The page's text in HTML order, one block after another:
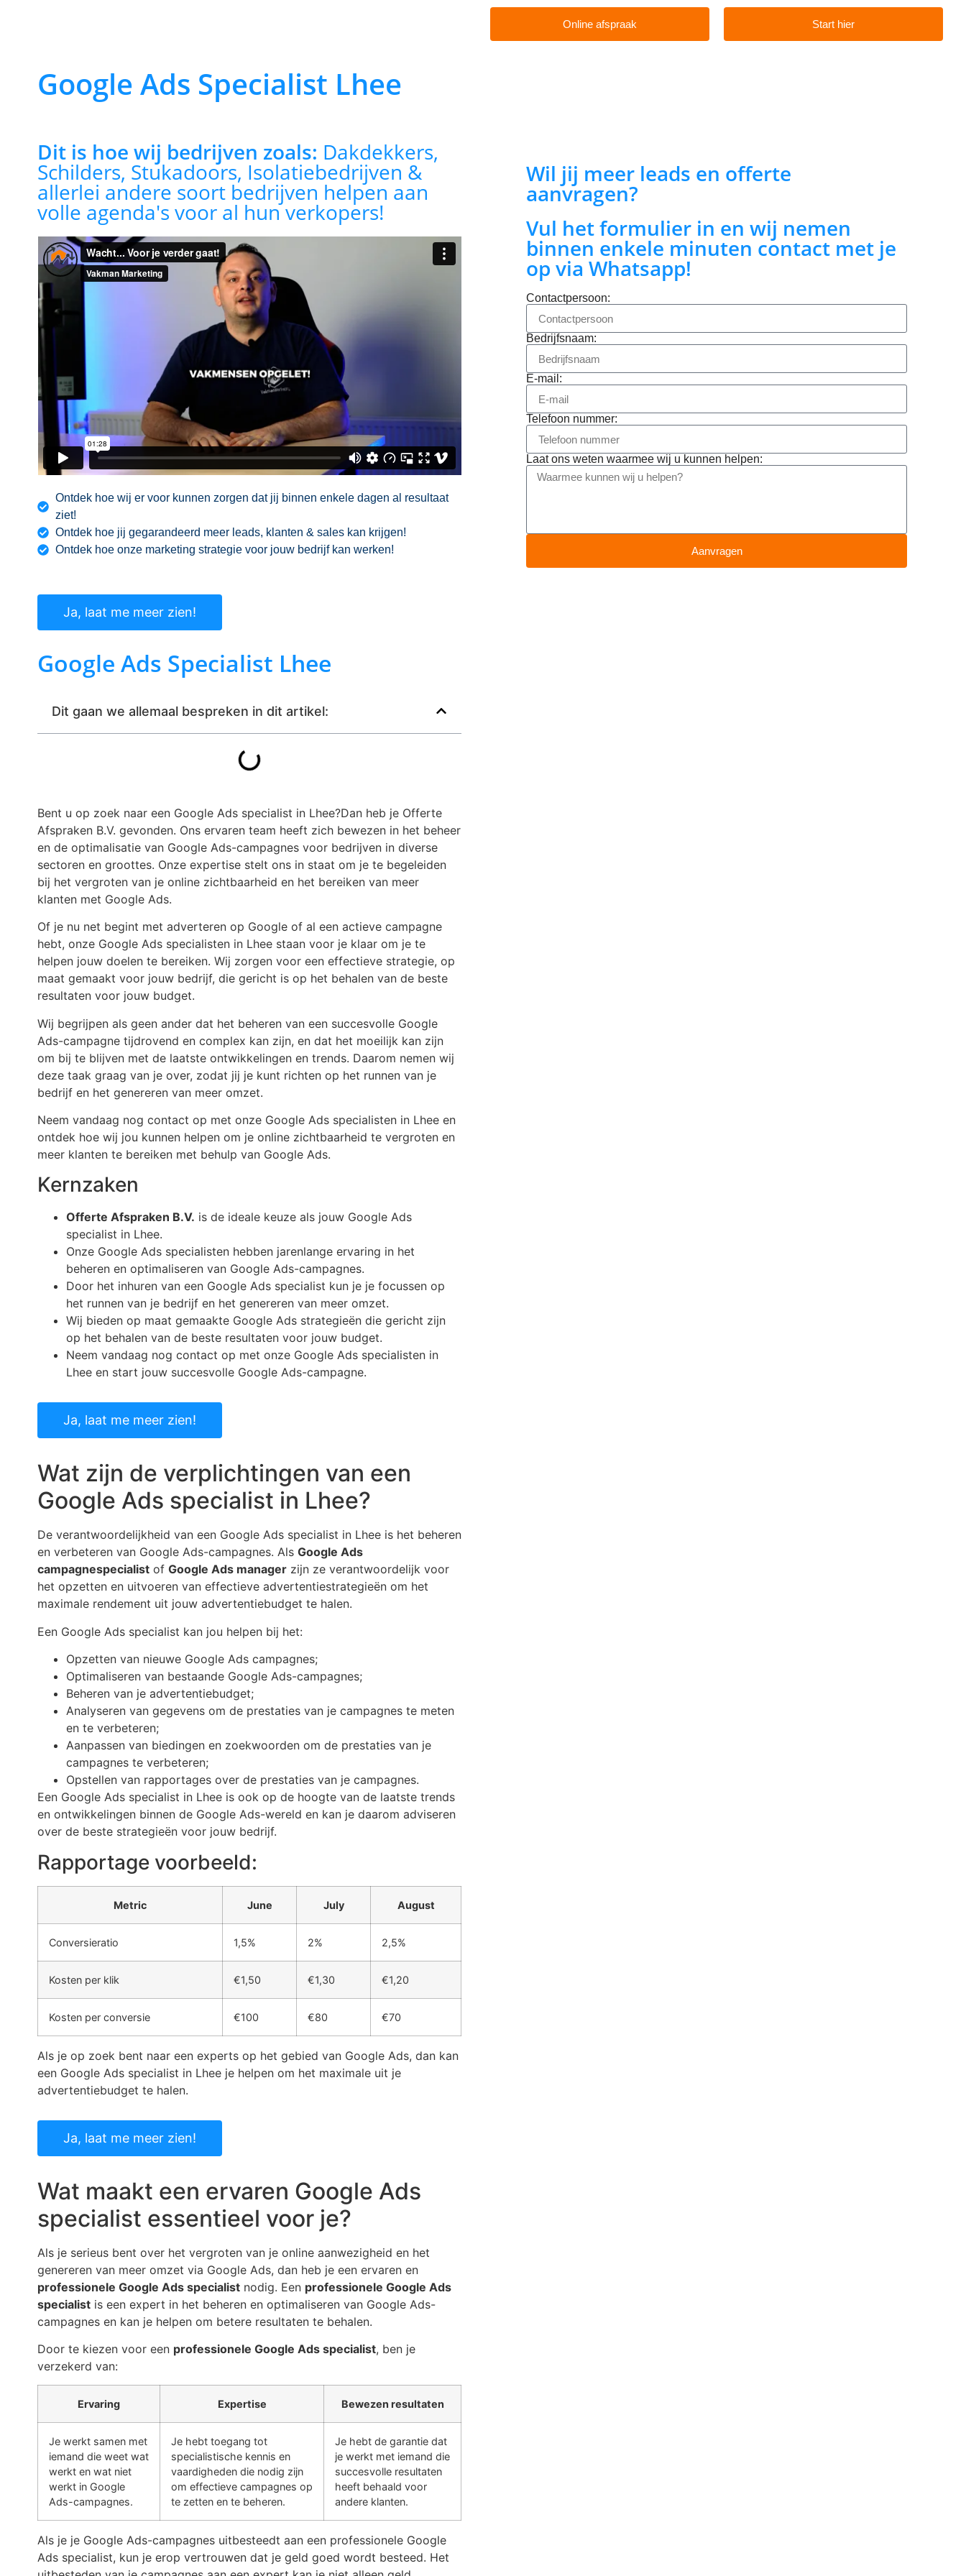
Online afspraak Start hier
Google Ads Specialist Lhee
Dit is hoe wij bedrijven zoals: Dakdekkers,
Schilders, Stukadoors, Isolatiebedrijven &
allerlei andere soort bedrijven helpen aan
volle agenda's voor al hun verkopers!
Ontdek hoe wij er voor kunnen zorgen dat jij binnen enkele dagen al resultaat
ziet!
Ontdek hoe jij gegarandeerd meer leads, klanten & sales kan krijgen!
Ontdek hoe onze marketing strategie voor jouw bedrijf kan werken!
Ja, laat me meer zien!
Google Ads Specialist Lhee
Dit gaan we allemaal bespreken in dit artikel:
Bent u op zoek naar een Google Ads specialist in Lhee?Dan heb je Offerte
Afspraken B.V. gevonden. Ons ervaren team heeft zich bewezen in het beheer
en de optimalisatie van Google Ads-campagnes voor bedrijven in diverse
sectoren en groottes. Onze expertise stelt ons in staat om je te begeleiden
bij het vergroten van je online zichtbaarheid en het bereiken van meer
klanten met Google Ads.
Of je nu net begint met adverteren op Google of al een actieve campagne
hebt, onze Google Ads specialisten in Lhee staan voor je klaar om je te
helpen jouw doelen te bereiken. Wij zorgen voor een effectieve strategie, op
maat gemaakt voor jouw bedrijf, die gericht is op het behalen van de beste
resultaten voor jouw budget.
Wij begrijpen als geen ander dat het beheren van een succesvolle Google
Ads-campagne tijdrovend en complex kan zijn, en dat het moeilijk kan zijn
om bij te blijven met de laatste ontwikkelingen en trends. Daarom nemen wij
deze taak graag van je over, zodat jij je kunt richten op het runnen van je
bedrijf en het genereren van meer omzet.
Neem vandaag nog contact op met onze Google Ads specialisten in Lhee en
ontdek hoe wij jou kunnen helpen om je online zichtbaarheid te vergroten en
meer klanten te bereiken met behulp van Google Ads.
Kernzaken
Offerte Afspraken B.V. is de ideale keuze als jouw Google Ads
specialist in Lhee.
Onze Google Ads specialisten hebben jarenlange ervaring in het
beheren en optimaliseren van Google Ads-campagnes.
Door het inhuren van een Google Ads specialist kun je je focussen op
het runnen van je bedrijf en het genereren van meer omzet.
Wij bieden op maat gemaakte Google Ads strategieën die gericht zijn
op het behalen van de beste resultaten voor jouw budget.
Neem vandaag nog contact op met onze Google Ads specialisten in
Lhee en start jouw succesvolle Google Ads-campagne.
Ja, laat me meer zien!
Wat zijn de verplichtingen van een
Google Ads specialist in Lhee?
De verantwoordelijkheid van een Google Ads specialist in Lhee is het beheren
en verbeteren van Google Ads-campagnes. Als Google Ads
campagnespecialist of Google Ads manager zijn ze verantwoordelijk voor
het opzetten en uitvoeren van effectieve advertentiestrategieën om het
maximale rendement uit jouw advertentiebudget te halen.
Een Google Ads specialist kan jou helpen bij het:
Opzetten van nieuwe Google Ads campagnes;
Optimaliseren van bestaande Google Ads-campagnes;
Beheren van je advertentiebudget;
Analyseren van gegevens om de prestaties van je campagnes te meten
en te verbeteren;
Aanpassen van biedingen en zoekwoorden om de prestaties van je
campagnes te verbeteren;
Opstellen van rapportages over de prestaties van je campagnes.
Een Google Ads specialist in Lhee is ook op de hoogte van de laatste trends
en ontwikkelingen binnen de Google Ads-wereld en kan je daarom adviseren
over de beste strategieën voor jouw bedrijf.
Rapportage voorbeeld:
Metric June July August
Conversieratio 1,5% 2% 2,5%
Kosten per klik €1,50 €1,30 €1,20
Kosten per conversie €100 €80 €70
Als je op zoek bent naar een experts op het gebied van Google Ads, dan kan
een Google Ads specialist in Lhee je helpen om het maximale uit je
advertentiebudget te halen.
Ja, laat me meer zien!
Wat maakt een ervaren Google Ads
specialist essentieel voor je?
Als je serieus bent over het vergroten van je online aanwezigheid en het
genereren van meer omzet via Google Ads, dan heb je een ervaren en
professionele Google Ads specialist nodig. Een professionele Google Ads
specialist is een expert in het beheren en optimaliseren van Google Ads-
campagnes en kan je helpen om betere resultaten te behalen.
Door te kiezen voor een professionele Google Ads specialist, ben je
verzekerd van:
Ervaring Expertise Bewezen resultaten
Je werkt samen met
iemand die weet wat
werkt en wat niet
werkt in Google
Ads-campagnes.
Je hebt toegang tot
specialistische kennis en
vaardigheden die nodig zijn
om effectieve campagnes op
te zetten en te beheren.
Je hebt de garantie dat
je werkt met iemand die
succesvolle resultaten
heeft behaald voor
andere klanten.
Als je je Google Ads-campagnes uitbesteedt aan een professionele Google
Ads specialist, kun je erop vertrouwen dat je geld goed wordt besteed. Het
Wil jij meer leads en offerte
aanvragen?
Vul het formulier in en wij nemen
binnen enkele minuten contact met je
op via Whatsapp!
Contactpersoon:
Bedrijfsnaam:
E-mail:
Telefoon nummer:
Laat ons weten waarmee wij u kunnen helpen:
Aanvragen